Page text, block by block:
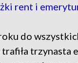
rent i
do
trzynasta